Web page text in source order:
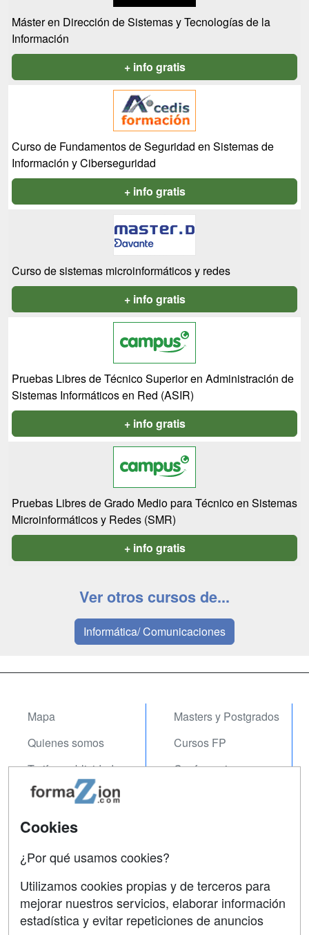
Máster en Dirección de Sistemas y Tecnologías de la
Información
+ info gratis
Curso de Fundamentos de Seguridad en Sistemas de
Información y Ciberseguridad
+ info gratis
Curso de sistemas microinformáticos y redes
+ info gratis
Pruebas Libres de Técnico Superior en Administración de
Sistemas Informáticos en Red (ASIR)
+ info gratis
Pruebas Libres de Grado Medio para Técnico en Sistemas
Microinformáticos y Redes (SMR)
+ info gratis
Ver otros cursos de...
Informática/ Comunicaciones
Mapa
Quienes somos
Tarifas publicidad
Acceso Usuarios
Acceso Centros
Masters y Postgrados
Cursos FP
Conferencias
Contactar
Confidencialidad
Aviso legal
Cookies
¿Por qué usamos cookies?
Utilizamos cookies propias y de terceros para
mejorar nuestros servicios, elaborar información
estadística y evitar repeticiones de anuncios